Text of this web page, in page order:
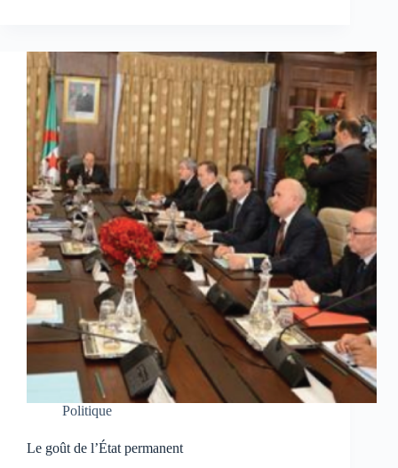
Politique
Le goût de l’État permanent